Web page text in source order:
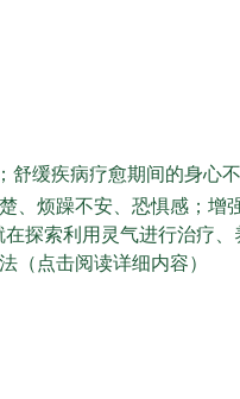
缓疾病疗愈期间的身心
、烦躁不安、恐惧感；
探索利用灵气进行治疗
（点击阅读详细内容）